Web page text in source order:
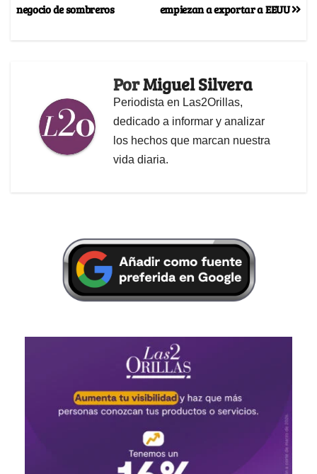
empiezan a exportar a EEUU
negocio de sombreros
PorMiguel Silvera
Periodista en Las2Orillas,
dedicado a informar y analizar
los hechos que marcan nuestra
vida diaria.